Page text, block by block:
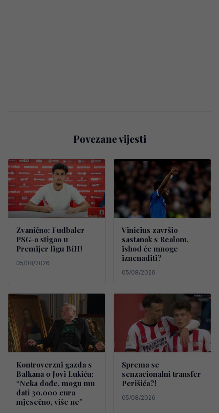
Povezane vijesti
Zvanično: Fudbaler
PSG-a stigao u
Premijer ligu BiH!
05/08/2026
Vinicius završio
sastanak s Realom,
ishod će mnoge
iznenaditi?
05/08/2026
Kontroverzni gazda s
Balkana o Jovi Lukiću:
“Neka dođe, mogu mu
dati 30.000 eura
mjesečno, više ne”
Sprema se
senzacionalni transfer
Perišića?!
05/08/2026